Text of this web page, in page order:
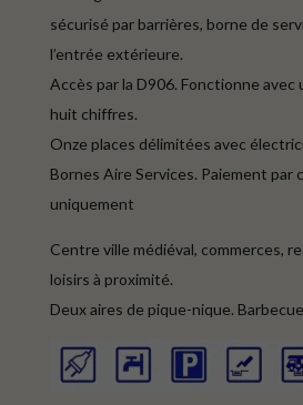
sécurisé par barrières, borne de
l’entrée extérieure.
Accès par la D906. Fonctionne avec
huit chiffres.
Onze places délimitées avec
Bornes Aire Services. Paiement par
uniquement
Centre ville médiéval, commerces,
loisirs à proximité.
Deux aires de pique-nique.